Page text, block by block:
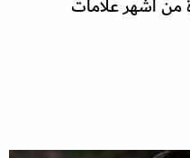
من أشهر علامات